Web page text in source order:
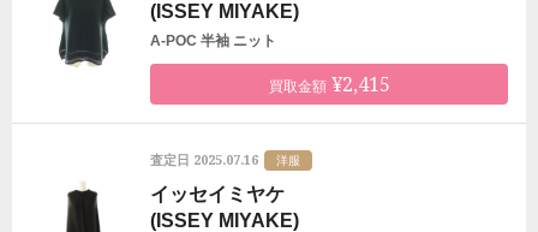
(ISSEY MIYAKE)
A-POC 半袖 ニット
買取金額¥2,415
査定日 2025.07.16 洋服
イッセイミヤケ
(ISSEY MIYAKE)